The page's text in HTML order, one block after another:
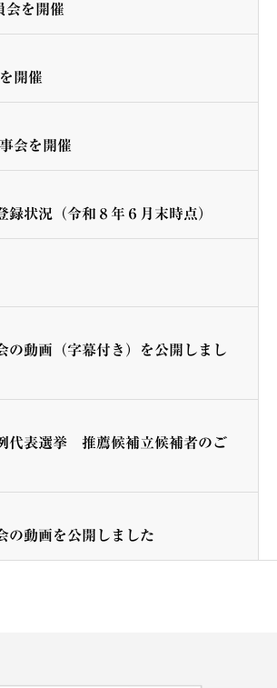
会を開催
開催
会を開催
録状況（令和８年６月末時点）
の動画（字幕付き）を公開しまし
代表選挙 推薦候補立候補者のご
の動画を公開しました